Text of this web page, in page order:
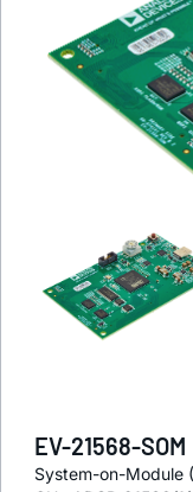
EV-21568-SOM
System-on-Module